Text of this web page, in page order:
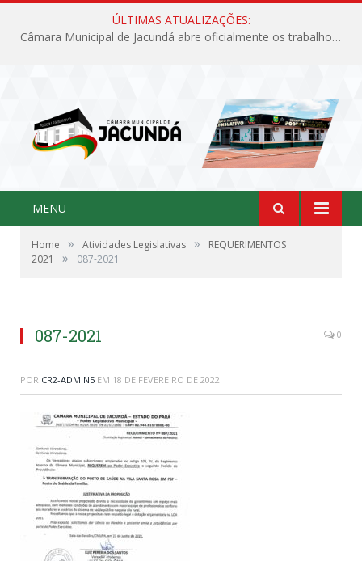
ÚLTIMAS ATUALIZAÇÕES:
Câmara Municipal de Jacundá abre oficialmente os trabalhos legislativos de 2026
MENU
Home » Atividades Legislativas »
REQUERIMENTOS
2021
» 087-2021
087-2021 0
POR CR2-ADMIN5 EM 18 DE FEVEREIRO DE 2022